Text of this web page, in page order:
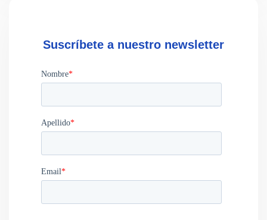
Suscríbete a nuestro newsletter